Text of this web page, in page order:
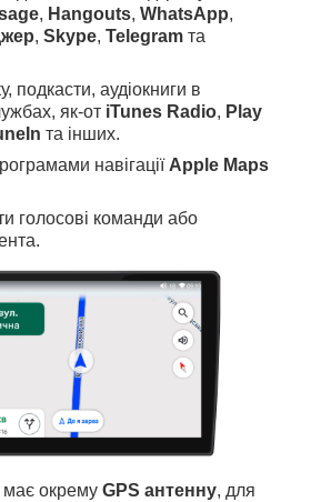
, Hangouts, WhatsApp,
, Skype, Telegram та
подкасти, аудіокниги в
як-от iTunes Radio, Play
та інших.
навігації Apple Maps
голосові команди або
має окрему GPS антенну, для